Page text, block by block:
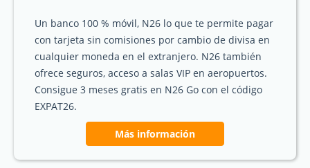
Un banco 100 % móvil, N26 lo que te permite pagar
con tarjeta sin comisiones por cambio de divisa en
cualquier moneda en el extranjero. N26 también
ofrece seguros, acceso a salas VIP en aeropuertos.
Consigue 3 meses gratis en N26 Go con el código
EXPAT26.
Más información